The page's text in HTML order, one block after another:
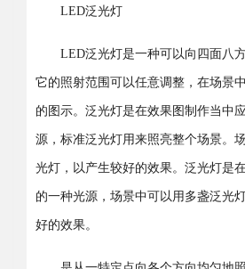
LED泛光灯
LED泛光灯是一种可以向四面八方
它的照射范围可以任意调整，在场景
的图示。泛光灯是在效果图制作当中
源，标准泛光灯用来照亮整个场景。
光灯，以产生较好的效果。泛光灯是
的一种光源，场景中可以用多盏泛光
好的效果。